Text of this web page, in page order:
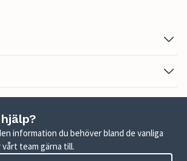
information du behöver bland de vanliga
team gärna till.